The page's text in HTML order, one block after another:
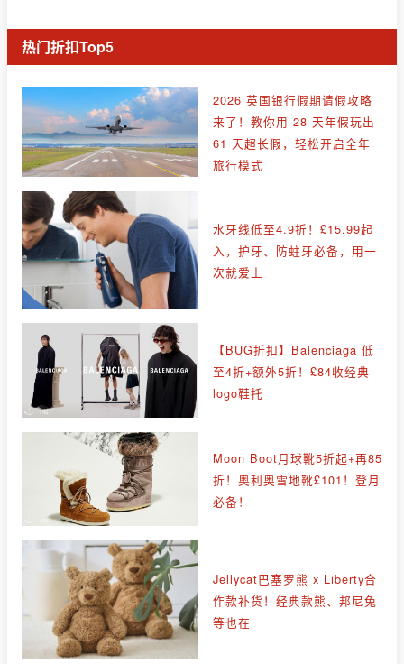
热门折扣Top5
2026 英国银行假期请假攻略
来了！教你用 28 天年假玩出
61 天超长假，轻松开启全年
旅行模式
水牙线低至4.9折！£15.99起
入，护牙、防蛀牙必备，用一
次就爱上
【BUG折扣】Balenciaga 低
至4折+额外5折！£84收经典
logo鞋托
Moon Boot月球靴5折起+再85
折！奥利奥雪地靴£101！登月
必备！
Jellycat巴塞罗熊 x Liberty合
作款补货！经典款熊、邦尼兔
等也在